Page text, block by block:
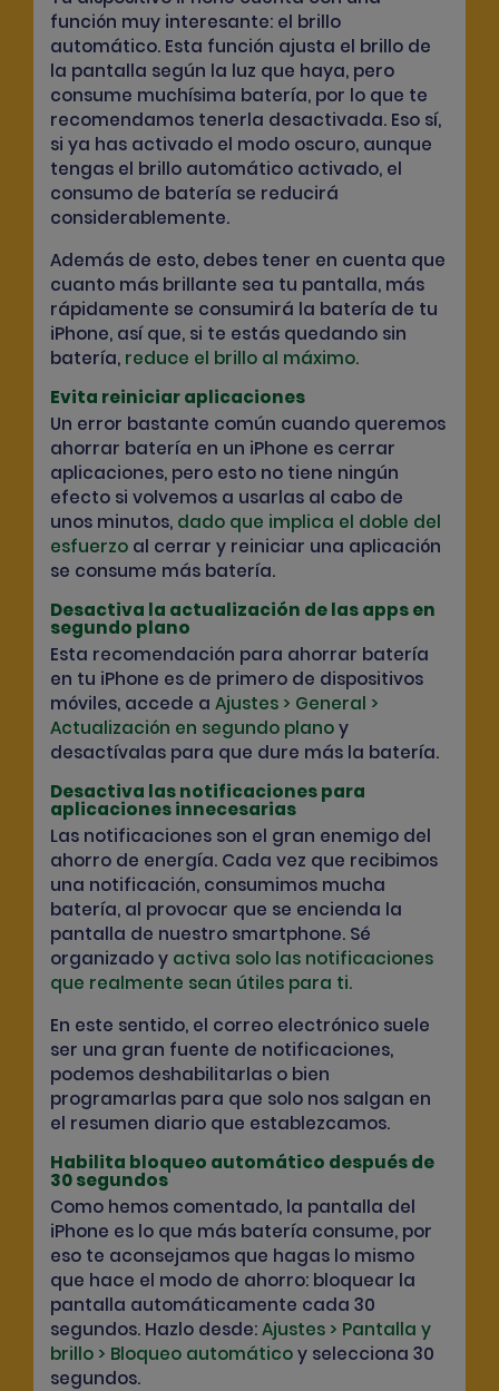
función muy interesante: el brillo
automático. Esta función ajusta el brillo de
la pantalla según la luz que haya, pero
consume muchísima batería, por lo que te
recomendamos tenerla desactivada. Eso sí,
si ya has activado el modo oscuro, aunque
tengas el brillo automático activado, el
consumo de batería se reducirá
considerablemente.
Además de esto, debes tener en cuenta que
cuanto más brillante sea tu pantalla, más
rápidamente se consumirá la batería de tu
iPhone, así que, si te estás quedando sin
batería, reduce el brillo al máximo.
Evita reiniciar aplicaciones
Un error bastante común cuando queremos
ahorrar batería en un iPhone es cerrar
aplicaciones, pero esto no tiene ningún
efecto si volvemos a usarlas al cabo de
unos minutos, dado que implica el doble del
esfuerzo al cerrar y reiniciar una aplicación
se consume más batería.
Desactiva la actualización de las apps en
segundo plano
Esta recomendación para ahorrar batería
en tu iPhone es de primero de dispositivos
móviles, accede a Ajustes > General >
Actualización en segundo planoy
desactívalas para que dure más la batería.
Desactiva las notificaciones para
aplicaciones innecesarias
Las notificaciones son el gran enemigo del
ahorro de energía. Cada vez que recibimos
una notificación, consumimos mucha
batería, al provocar que se encienda la
pantalla de nuestro smartphone. Sé
organizado y activa solo las notificaciones
que realmente sean útiles para ti.
En este sentido, el correo electrónico suele
ser una gran fuente de notificaciones,
podemos deshabilitarlas o bien
programarlas para que solo nos salgan en
el resumen diario que establezcamos.
Habilita bloqueo automático después de
30 segundos
Como hemos comentado, la pantalla del
iPhone es lo que más batería consume, por
eso te aconsejamos que hagas lo mismo
que hace el modo de ahorro: bloquear la
pantalla automáticamente cada 30
segundos. Hazlo desde:Ajustes > Pantalla y
brillo > Bloqueo automáticoy selecciona 30
segundos.